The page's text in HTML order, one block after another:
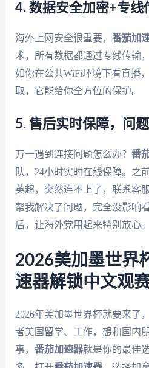
4. 数据安全加密+专线
海外上网安全很重要， 番茄加
术，所有数据都通过专线传输
如你在公共WiFi环境下看直播
取，它能给你全方位的保护。
5. 售后实时保障，问
万一遇到连接问题怎么办？ 番
队，24小时实时在线保障。之
英超，突然连不上了，联系客
帮我解决了问题，完全没影响
后，让海外党用起来特别放心。
2026美加墨世界
速器解锁中文观
2026年美加墨世界杯就要来了
者美国留学、工作，想和国内
事， 番茄加速器就是你的最佳